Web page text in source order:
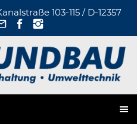
103-115 / D-12357